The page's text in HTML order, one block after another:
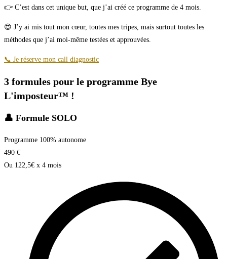
👉 C’est dans cet unique but, que j’ai créé ce programme de 4 mois.
😍 J’y ai mis tout mon cœur, toutes mes tripes, mais surtout toutes les
méthodes que j’ai moi-même testées et approuvées.
📞 Je réserve mon call diagnostic
3 formules pour le programme Bye
L'imposteur™️ !
👤 Formule SOLO​
Programme 100% autonome
490 €
Ou 122,5€ x 4 mois